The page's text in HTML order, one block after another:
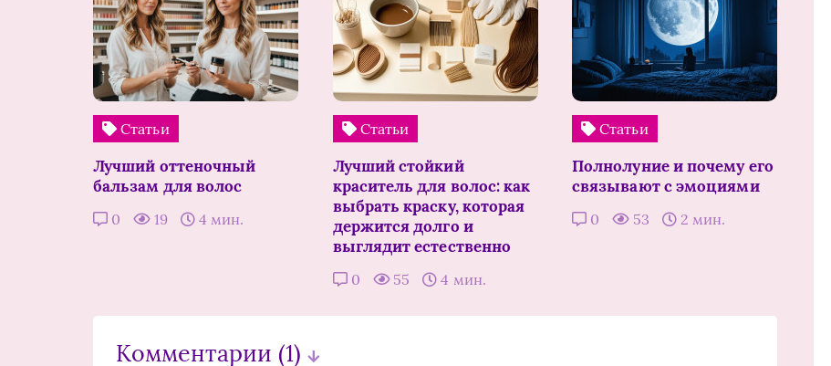
Статьи
Лучший оттеночный
бальзам для волос
0 19 4 мин.
Статьи
Лучший стойкий
краситель для волос: как
выбрать краску, которая
держится долго и
выглядит естественно
0 55 4 мин.
Статьи
Полнолуние и почему его
связывают с эмоциями
0 53 2 мин.
Комментарии (1)